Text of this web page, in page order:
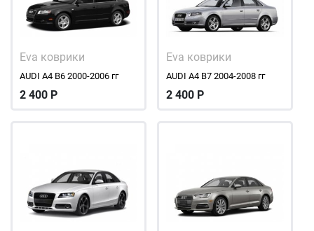
Eva коврики
AUDI A4 В6 2000-2006 гг
2 400 Р
Eva коврики
AUDI A4 В7 2004-2008 гг
2 400 Р